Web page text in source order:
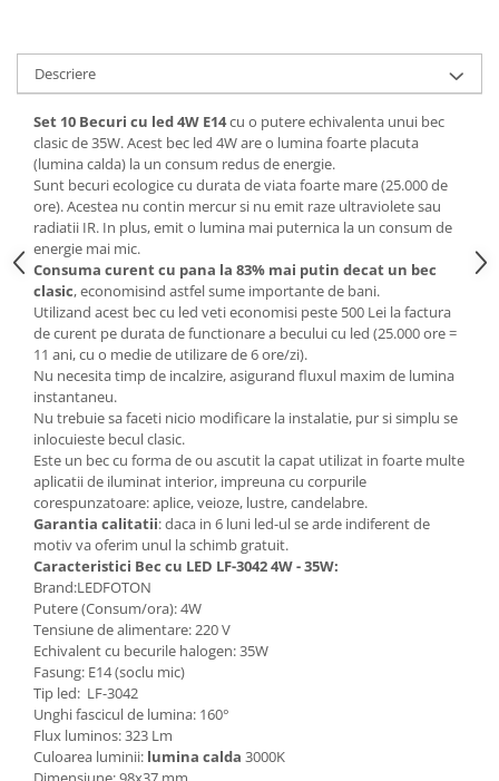
Cuiere
Mobilier gradinita
Mese gradinita
Scaune gradinita
Set mese si scaune gradinita
Mobilier copii
Mobila camera copii
Scaune birou pentru copii
Saltele patuturi copii
Paturi copii
Masa si scaune gradinita
Seturi comode living si dormitor
Descriere
Set 10 Becuri cu led 4W E14cu o putere echivalenta unui bec
clasic de 35W. Acest bec led 4W are o lumina foarte placuta
(lumina calda) la un consum redus de energie.
Sunt becuri ecologice cu durata de viata foarte mare (25.000 de
ore). Acestea nu contin mercur si nu emit raze ultraviolete sau
radiatii IR. In plus, emit o lumina mai puternica la un consum de
energie mai mic.
Consuma curent cu pana la 83% mai putin decat un bec
clasic, economisind astfel sume importante de bani.
Utilizand acest bec cu led veti economisi peste 500 Lei la factura
de curent pe durata de functionare a becului cu led (25.000 ore =
11 ani, cu o medie de utilizare de 6 ore/zi).
Nu necesita timp de incalzire, asigurand fluxul maxim de lumina
instantaneu.
Nu trebuie sa faceti nicio modificare la instalatie, pur si simplu se
inlocuieste becul clasic.
Este un bec cu forma de ou ascutit la capat utilizat in foarte multe
aplicatii de iluminat interior, impreuna cu corpurile
corespunzatoare: aplice, veioze, lustre, candelabre.
Garantia calitatii: daca in 6 luni led-ul se arde indiferent de
motiv va oferim unul la schimb gratuit.
Caracteristici Bec cu LED LF-3042 4W - 35W:
Brand:LEDFOTON
Putere (Consum/ora): 4W
Tensiune de alimentare: 220 V
Echivalent cu becurile halogen: 35W
Fasung: E14 (soclu mic)
Tip led: LF-3042
Unghi fascicul de lumina: 160°
Flux luminos: 323 Lm
Culoarea luminii: lumina calda 3000K